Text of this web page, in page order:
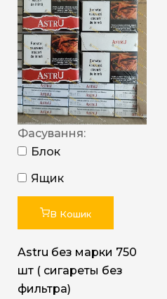
Фасування:
Блок
Ящик
В Кошик
Astru без марки 750
шт ( сигареты без
фильтра)